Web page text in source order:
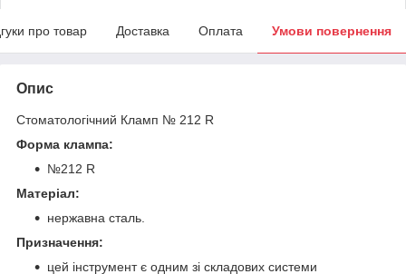
про товар Доставка Оплата Умови повернення
Опис
Стоматологічний Кламп № 212 R
Форма клампа: ​​​​​​
№212 R
Матеріал:
нержавна сталь.
Призначення:
цей інструмент є одним зі складових системи